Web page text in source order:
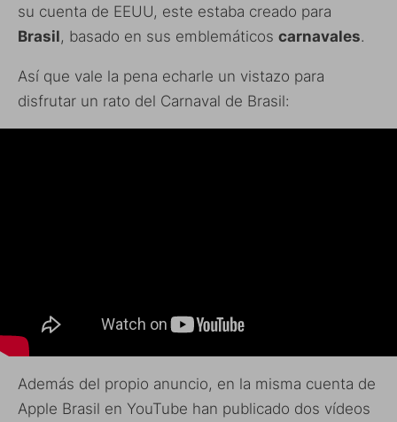
su cuenta de EEUU, este estaba creado para
Brasil, basado en sus emblemáticos carnavales.
Así que vale la pena echarle un vistazo para
disfrutar un rato del Carnaval de Brasil:
Además del propio anuncio, en la misma cuenta de
Apple Brasil en YouTube han publicado dos vídeos